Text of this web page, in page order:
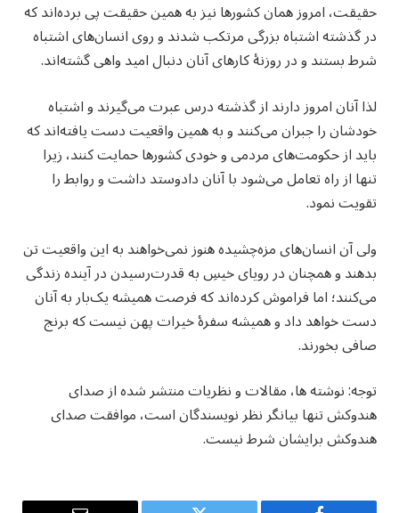
حقیقت، امروز همان کشورها نیز به همین حقیقت پی برده‌اند که
در گذشته اشتباه بزرگی مرتکب شدند و روی انسان‌های اشتباه
شرط بستند و در روزنهٔ کارهای آنان دنبال امید واهی گشته‌اند.
لذا آنان امروز دارند از گذشته درس عبرت می‌گیرند و اشتباه
خودشان را جبران می‌کنند و به همین واقعیت دست یافته‌اند که
باید از حکومت‌های مردمی و خودی کشورها حمایت کنند، زیرا
تنها از راه تعامل می‌شود با آنان دادوستد داشت و روابط را
تقویت نمود.
ولی آن انسان‌های مزه‌چشیده هنوز نمی‌خواهند به این واقعیت تن
بدهند و همچنان در رویای خیسِ به قدرت‌رسیدن در آینده زندگی
می‌کنند؛ اما فراموش کرده‌اند که فرصت همیشه یک‌بار به آنان
دست خواهد داد و همیشه سفرهٔ خیرات پهن نیست که برنج
صافی بخورند.
توجه: نوشته ها، مقالات و نظریات منتشر شده از صدای
هندوکش تنها بیانگر نظر نویسندگان است، موافقت صدای
هندوکش برایشان شرط نیست.